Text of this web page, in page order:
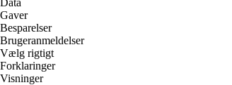
Data
Gaver
Besparelser
Brugeranmeldelser
Vælg rigtigt
Forklaringer
Visninger